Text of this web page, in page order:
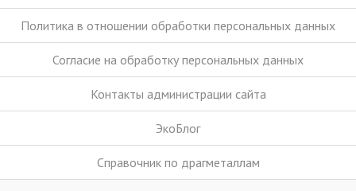
Политика в отношении обработки персональных данных
Согласие на обработку персональных данных
Контакты администрации сайта
ЭкоБлог
Справочник по драгметаллам